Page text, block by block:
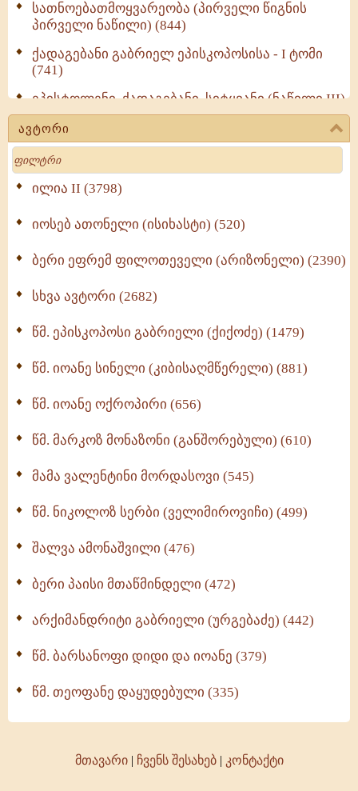
სათნოებათმოყვარეობა (პირველი წიგნის
პირველი ნაწილი) (844)
ქადაგებანი გაბრიელ ეპისკოპოსისა - I ტომი
(741)
ეპისტოლენი, ქადაგებანი, სიტყვანი (ნაწილი III)
(723)
მოძღვრის ძალზე სასარგებლო რჩევები
მრევლისათვის (545)
Wisdomge (514)
ქადაგებანი გაბრიელ ეპისკოპოსისა - II ტომი
სულიერი ცხოვრების სახელმძღვანელო -
ნაწილი II (369)
ავტორი
Search
ილია II (3798)
იოსებ ათონელი (ისიხასტი) (520)
ბერი ეფრემ ფილოთეველი (არიზონელი) (2390)
სხვა ავტორი (2682)
წმ. ეპისკოპოსი გაბრიელი (ქიქოძე) (1479)
წმ. იოანე სინელი (კიბისაღმწერელი) (881)
წმ. იოანე ოქროპირი (656)
წმ. მარკოზ მონაზონი (განშორებული) (610)
მამა ვალენტინი მორდასოვი (545)
წმ. ნიკოლოზ სერბი (ველიმიროვიჩი) (499)
შალვა ამონაშვილი (476)
ბერი პაისი მთაწმინდელი (472)
არქიმანდრიტი გაბრიელი (ურგებაძე) (442)
წმ. ბარსანოფი დიდი და იოანე (379)
წმ. თეოფანე დაყუდებული (335)
მთავარი| ჩვენს შესახებ| კონტაქტი